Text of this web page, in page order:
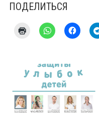
Обучение гигиене
Лечебная физкультура
Вакансии
Поддержать
ПОДЕЛИТЬСЯ